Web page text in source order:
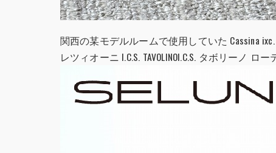
関西の某モデルルームで使用していた Cassina ixc.
レツィオーニ I.C.S. TAVOLINOI.C.S. タボリーノ ロ